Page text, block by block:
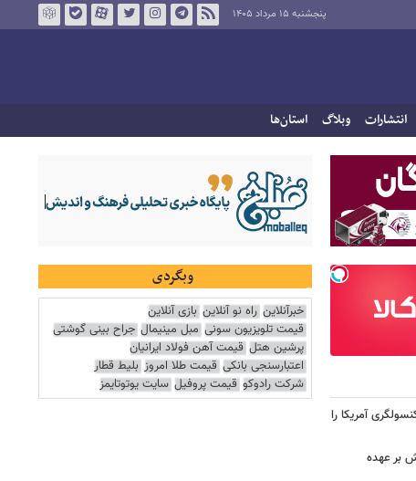
پنجشنبه ۱۵ مرداد ۱۴۰۵
انتشارات وبلاگ استان‌ها
آمریکا را
بر عهده
وبگردی
خبرآنلاین راه نو آنلاین بازی آنلاین
قیمت تلویزیون سونی مبل مینیمال جراح بینی گوشتی
پرشین هتل قیمت آهن فولاد ایرانیان
اعتبارسنجی بانکی قیمت طلا امروز بلیط قطار
شرکت رادوکو قیمت پروفیل سایت یوتوتایمز